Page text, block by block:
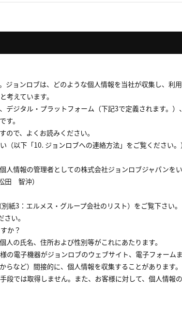
ョンロブは、どのような個人情報を当社が収集し、利
えています。
ジタル・プラットフォーム（下記3で定義されます。
。
で、よくお読みください。
以下「10. ジョンロブへの連絡方法」をご覧ください。
情報の管理者としての株式会社ジョンロブジャパンをい
田 智沖）
紙3：エルメス・グループ会社のリスト）をご覧下さい。
い。
か？
の氏名、住所および性別等がこれにあたります。
電子機器がジョンロブのウェブサイト、電子フォーム
など）間接的に、個人情報を収集することがあります。
では取得しません。また、お客様に対して、個人情報